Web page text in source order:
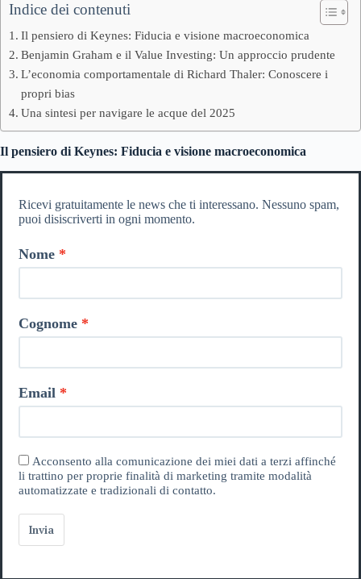
Indice dei contenuti
Il pensiero di Keynes: Fiducia e visione macroeconomica
Benjamin Graham e il Value Investing: Un approccio prudente
L’economia comportamentale di Richard Thaler: Conoscere i
propri bias
Una sintesi per navigare le acque del 2025
Il pensiero di Keynes: Fiducia e visione macroeconomica
Ricevi gratuitamente le news che ti interessano. Nessuno spam,
puoi disiscriverti in ogni momento.
Nome
Cognome
Email
Acconsento alla comunicazione dei miei dati a terzi affinché
li trattino per proprie finalità di marketing tramite modalità
automatizzate e tradizionali di contatto.
Invia